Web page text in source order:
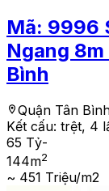
Mã: 9996
Ngang 8m
Bình
Quận Tân
Kết cấu: trệt, 4
65 Tỷ-
144m2
~ 451 Triệu/m2